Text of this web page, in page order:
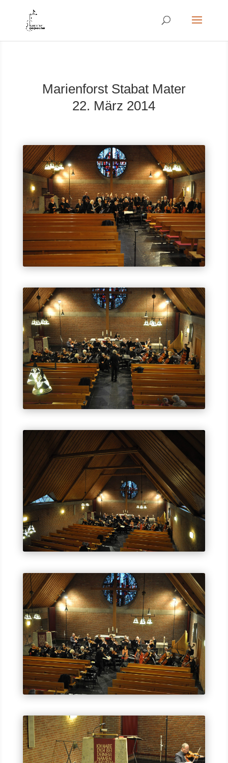
Marienforst Stabat Mater
22. März 2014